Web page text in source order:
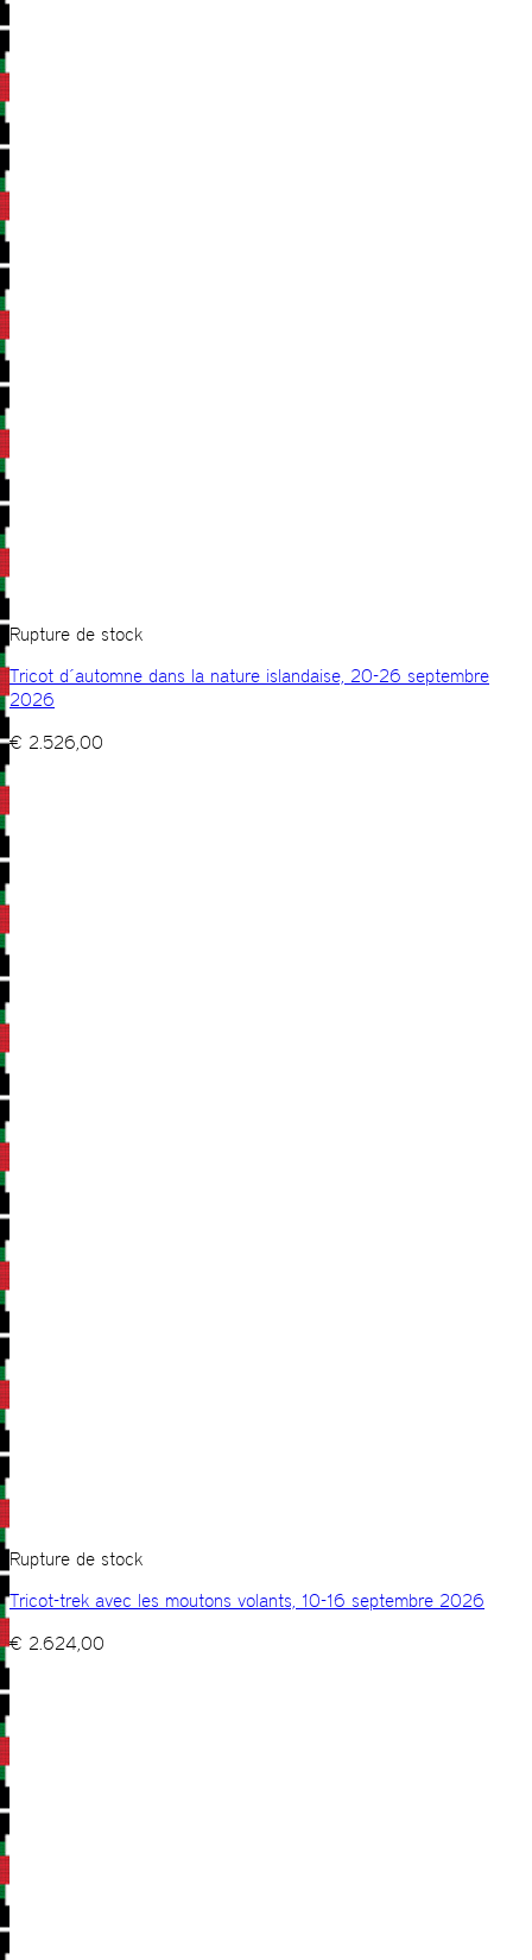
Rupture de stock
Tricot d´automne dans la nature islandaise, 20-26 septembre
2026
€ 2.526,00
Rupture de stock
Tricot-trek avec les moutons volants, 10-16 septembre 2026
€ 2.624,00